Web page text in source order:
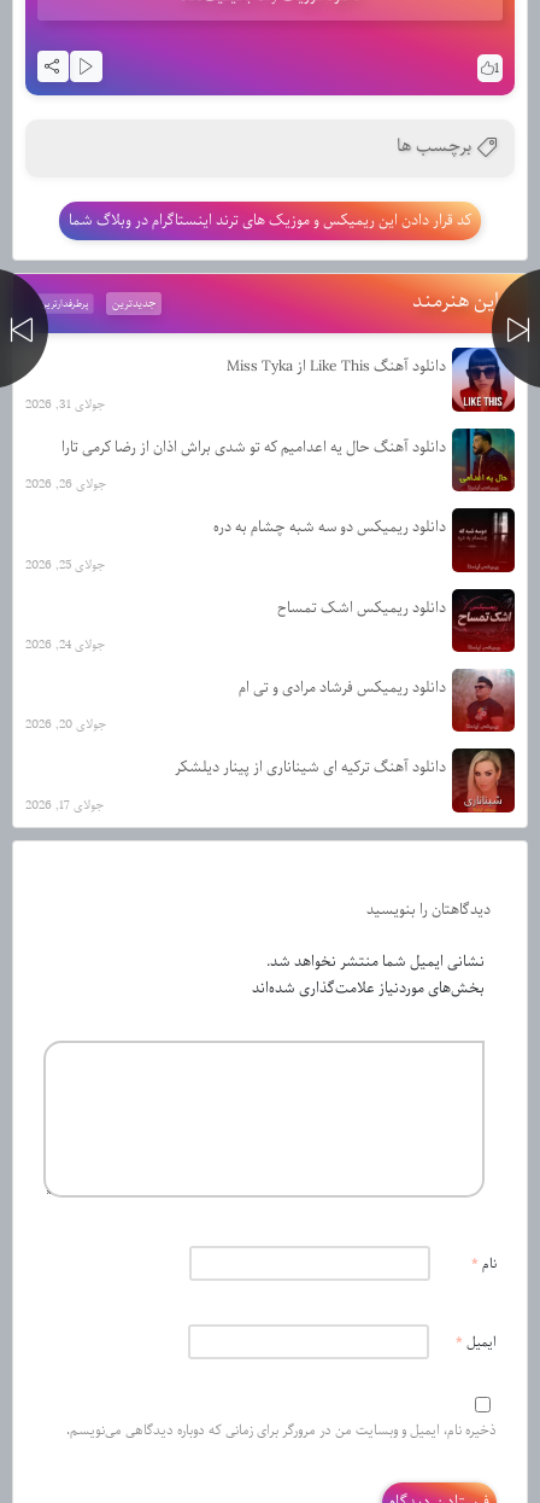
1
برچسب ها
کد قرار دادن این ریمیکس و موزیک های ترند اینستاگرام در وبلاگ شما
از این هنرمند پرطرفدارترین جدیدترین
دانلود آهنگ Like This از Miss Tyka
جولای 31, 2026
دانلود آهنگ حال یه اعدامیم که تو شدی براش اذان از رضا کرمی تارا
جولای 26, 2026
دانلود ریمیکس دو سه شبه چشام به دره
جولای 25, 2026
دانلود ریمیکس اشک تمساح
جولای 24, 2026
دانلود ریمیکس فرشاد مرادی و تی ام
جولای 20, 2026
دانلود آهنگ ترکیه ای شیناناری از پینار دیلشکر
جولای 17, 2026
دیدگاهتان را بنویسید
نشانی ایمیل شما منتشر نخواهد شد.
بخش‌های موردنیاز علامت‌گذاری شده‌اند
نام *
ایمیل *
ذخیره نام، ایمیل و وبسایت من در مرورگر برای زمانی که دوباره دیدگاهی می‌نویسم.